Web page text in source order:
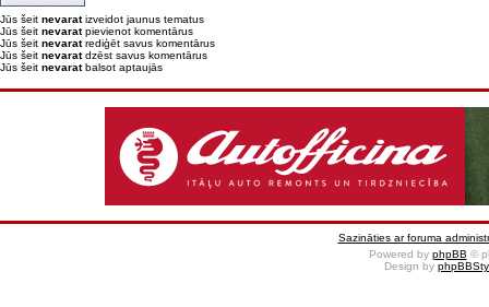
Jūs šeit nevaratizveidot jaunus tematus
Jūs šeit nevaratpievienot komentārus
Jūs šeit nevaratrediģēt savus komentārus
Jūs šeit nevaratdzēst savus komentārus
Jūs šeit nevaratbalsot aptaujās
Sazināties ar foruma
Powered by phpBB ©
Design by